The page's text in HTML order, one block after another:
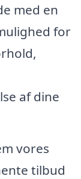
med en
for
af dine
vores
tilbud